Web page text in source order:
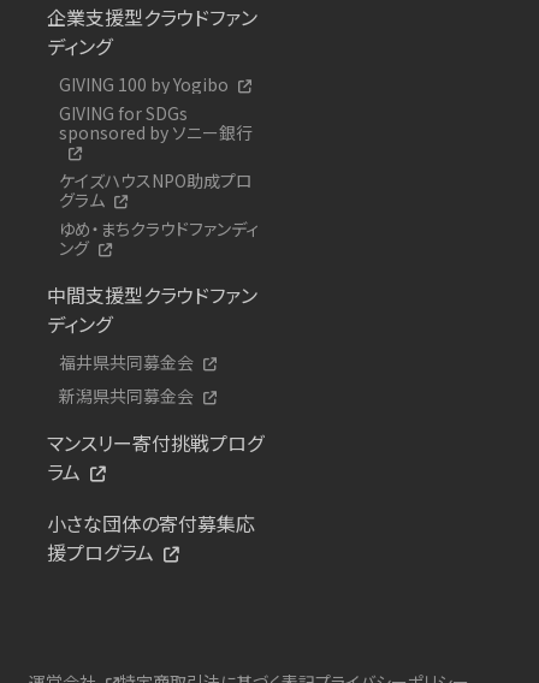
企業支援型クラウドファン
ディング
GIVING 100 by Yogibo
GIVING for SDGs
sponsored by ソニー銀行
ケイズハウスNPO助成プロ
グラム
ゆめ・まちクラウドファンディ
ング
中間支援型クラウドファン
ディング
福井県共同募金会
新潟県共同募金会
マンスリー寄付挑戦プログ
ラム
小さな団体の寄付募集応
援プログラム